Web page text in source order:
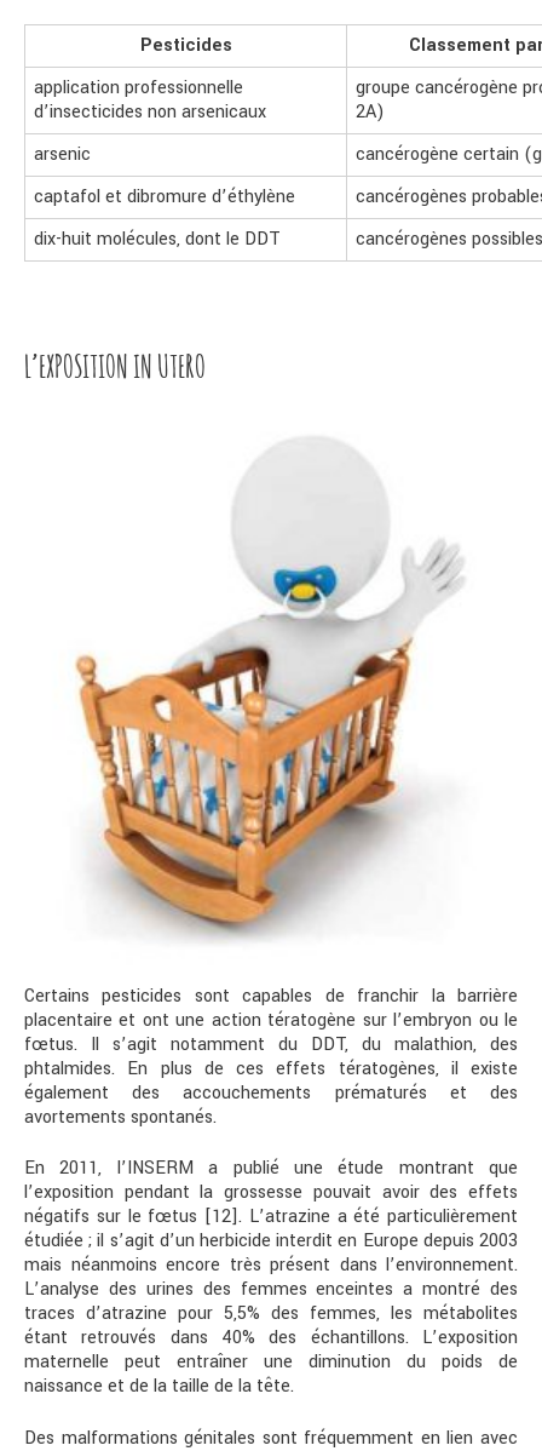
Pesticides
Classement
application professionnelle
d’insecticides non arsenicaux
groupe cancérogène
2A)
arsenic
cancérogène certain
captafol et dibromure d’éthylène
cancérogènes
dix-huit molécules, dont le DDT
cancérogènes
L’EXPOSITION IN UTERO
Certains pesticides sont capables de franchir la barrière
placentaire et ont une action tératogène sur l’embryon ou le
fœtus. Il s’agit notamment du DDT, du malathion, des
phtalmides. En plus de ces effets tératogènes, il existe
également des accouchements prématurés et des
avortements spontanés.
En 2011, l’INSERM a publié une étude montrant que
l’exposition pendant la grossesse pouvait avoir des effets
négatifs sur le fœtus [12]. L’atrazine a été particulièrement
étudiée ; il s’agit d’un herbicide interdit en Europe depuis 2003
mais néanmoins encore très présent dans l’environnement.
L’analyse des urines des femmes enceintes a montré des
traces d’atrazine pour 5,5% des femmes, les métabolites
étant retrouvés dans 40% des échantillons. L’exposition
maternelle peut entraîner une diminution du poids de
naissance et de la taille de la tête.
Des malformations génitales sont fréquemment en lien avec